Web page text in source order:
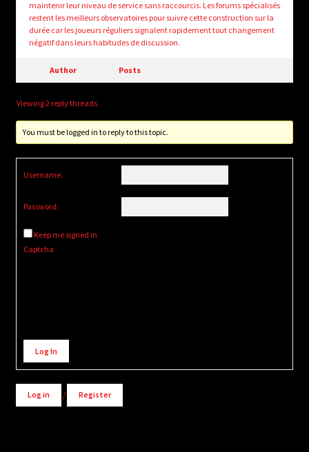
maintenir leur niveau de service sans raccourcis. Les forums spécialisés
restent les meilleurs observatoires pour suivre cette construction sur la
durée car les joueurs réguliers signalent rapidement tout changement
négatif dans leurs habitudes de discussion.
Author Posts
Viewing 2 reply threads
You must be logged in to reply to this topic.
Username:
Password:
Keep me signed in
Captcha
Alternative:
Log In
Log in / Register